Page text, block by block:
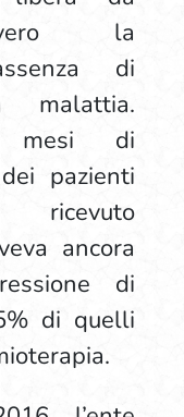
la
di
malattia.
mesi di
pazienti
ancora
di
di quelli